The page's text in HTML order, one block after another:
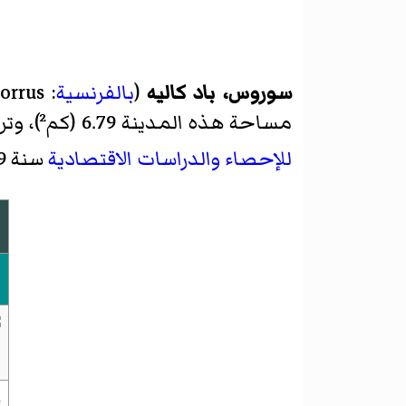
سوروس، باد كاليه (بالفرنسية:
مساحة هذه المدينة 6.79 (كم²)، وترتفع عن سطح البحر 45 م، يبلغ عدد سكانها 622 نسمة حسب
للإحصاء والدراسات الاقتصاديةسنة 2009 م.